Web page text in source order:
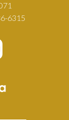
6315